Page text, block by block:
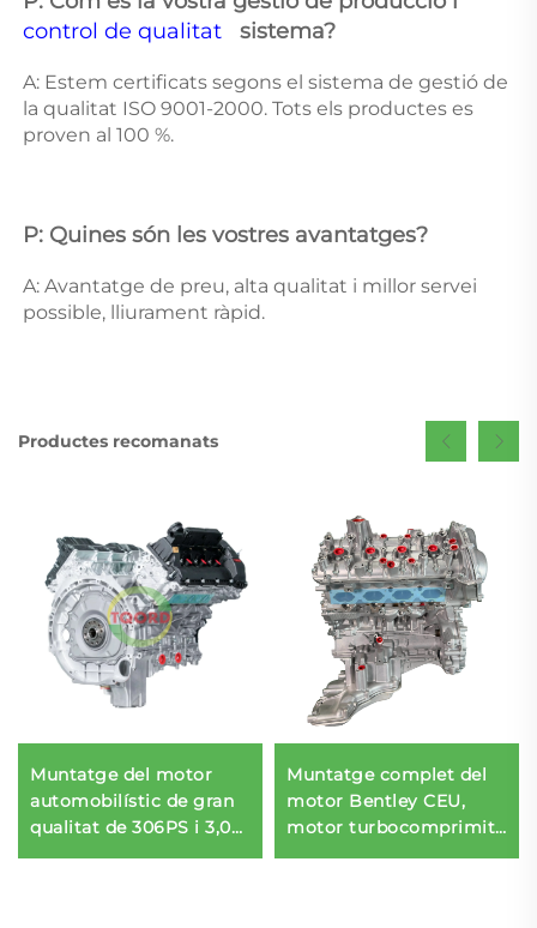
control de qualitat sistema?
A: Estem certificats segons el sistema de gestió de
la qualitat ISO 9001-2000. Tots els productes es
proven al 100 %.
P: Quines són les vostres avantatges?
A: Avantatge de preu, alta qualitat i millor servei
possible, lliurament ràpid.
Productes recomanats
Muntatge del motor
automobilístic de gran
qualitat de 306PS i 3,0L
LR079612 amb bloc
Muntatge complet del
motor Bentley CEU,
motor turbocomprimit,
per a A8L\S6 Bodykit,